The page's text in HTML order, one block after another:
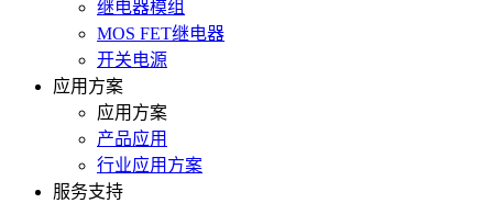
继电器模组
MOS FET继电器
开关电源
应用方案
应用方案
产品应用
行业应用方案
服务支持